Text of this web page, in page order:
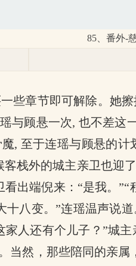
85、番外-
些章节即可解除。她
与顾悬一次, 也不差
, 至于连瑶与顾悬的
栈外的城主亲卫也迎
出端倪来：“是我。
八变。”连瑶温声说
人还有个儿子？”城
当然，那些陪同的亲